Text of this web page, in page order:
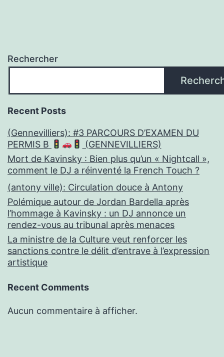
Rechercher
Recent Posts
(Gennevilliers): #3 PARCOURS D’EXAMEN DU
PERMIS B
(GENNEVILLIERS)
Mort de Kavinsky : Bien plus qu’un « Nightcall »,
comment le DJ a réinventé la French Touch ?
(antony ville): Circulation douce à Antony
Polémique autour de Jordan Bardella après
l’hommage à Kavinsky : un DJ annonce un
rendez-vous au tribunal après menaces
La ministre de la Culture veut renforcer les
sanctions contre le délit d’entrave à l’expression
artistique
Recent Comments
Aucun commentaire à afficher.